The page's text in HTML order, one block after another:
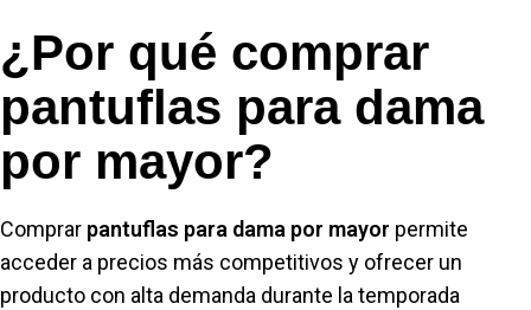
¿Por qué comprar
pantuflas para dama
por mayor?
Comprar pantuflas para dama por mayor permite
acceder a precios más competitivos y ofrecer un
producto con alta demanda durante la temporada